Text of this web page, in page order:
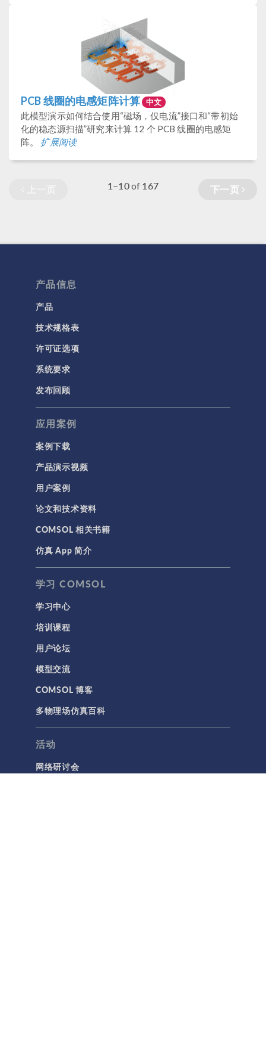
PCB 线圈的电感矩阵计算 中文
此模型演示如何结合使用“磁场，仅电流”接口和“带初始
化的稳态源扫描”研究来计算 12 个 PCB 线圈的电感矩
阵。 扩展阅读
1–10of 167 下一页
产品信息
产品
技术规格表
许可证选项
系统要求
发布回顾
应用案例
案例下载
产品演示视频
用户案例
论文和技术资料
COMSOL 相关书籍
仿真 App 简介
学习 COMSOL
学习中心
培训课程
用户论坛
模型交流
COMSOL 博客
多物理场仿真百科
活动
网络研讨会